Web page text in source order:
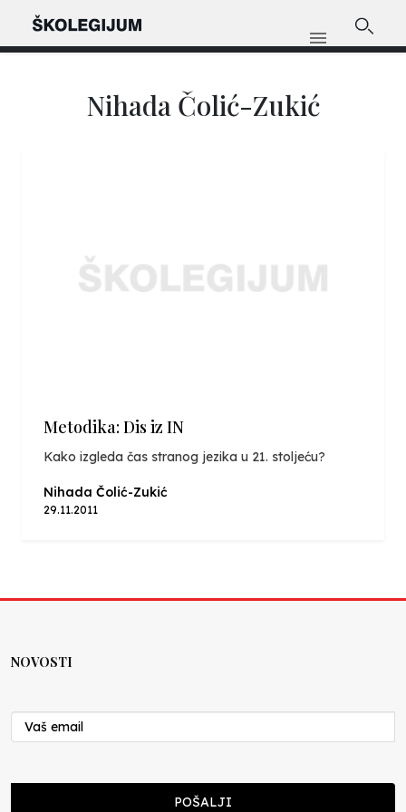
Nihada Čolić-Zukić
Metodika: Dis iz IN
Kako izgleda čas stranog jezika u 21. stoljeću?
Nihada Čolić-Zukić
29.11.2011
NOVOSTI
POŠALJI